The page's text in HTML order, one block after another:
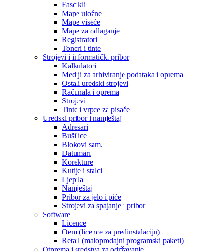
Fascikli
Mape uložne
Mape viseće
Mape za odlaganje
Registratori
Toneri i tinte
Strojevi i informatički pribor
Kalkulatori
Mediji za arhiviranje podataka i oprema
Ostali uredski strojevi
Računala i oprema
Strojevi
Tinte i vrpce za pisače
Uredski pribor i namještaj
Adresari
Bušilice
Blokovi sam.
Datumari
Korekture
Kutije i stalci
Ljepila
Namještaj
Pribor za jelo i piće
Strojevi za spajanje i pribor
Software
Licence
Oem (licence za predinstalaciju)
Retail (maloprodajni programski paketi)
Otprema i sredstva za održavanje